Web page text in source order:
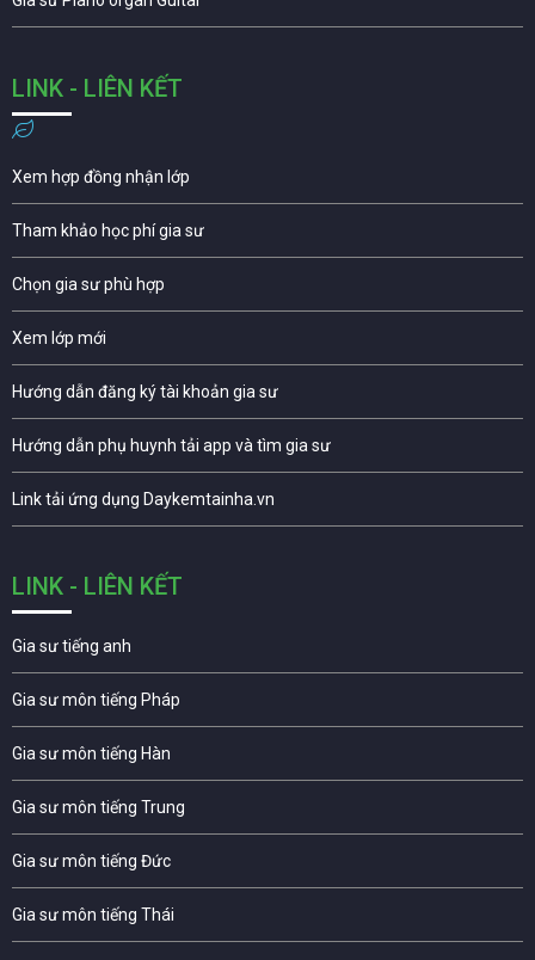
LINK - LIÊN KẾT
Xem hợp đồng nhận lớp
Tham khảo học phí gia sư
Chọn gia sư phù hợp
Xem lớp mới
Hướng dẫn đăng ký tài khoản gia sư
Hướng dẫn phụ huynh tải app và tìm gia sư
Link tải ứng dụng Daykemtainha.vn
LINK - LIÊN KẾT
Gia sư tiếng anh
Gia sư môn tiếng Pháp
Gia sư môn tiếng Hàn
Gia sư môn tiếng Trung
Gia sư môn tiếng Đức
Gia sư môn tiếng Thái